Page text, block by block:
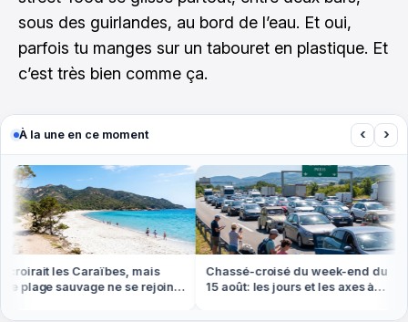
sous des guirlandes, au bord de l’eau. Et oui,
parfois tu manges sur un tabouret en plastique. Et
c’est très bien comme ça.
À la une en ce moment ‹ ›
les Caraïbes, mais
plage sauvage ne se rejoint
Chassé-croisé du week-end du
15 août: les jours et les axes à